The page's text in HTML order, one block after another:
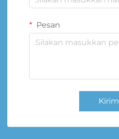
Pesan
Kirim